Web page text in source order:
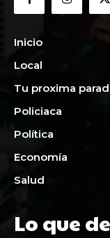
Inicio
Local
Tu proxima
Policiaca
Política
Economía
Salud
Lo que